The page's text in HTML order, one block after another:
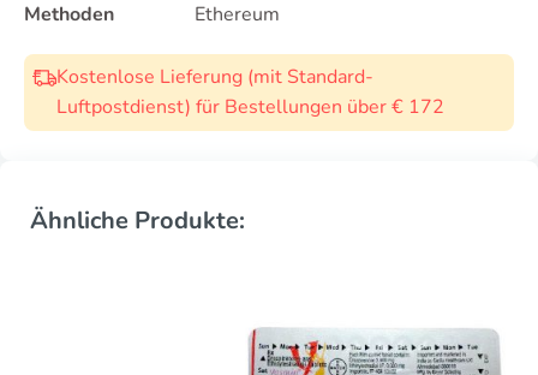
Methoden
Ethereum
Kostenlose Lieferung (mit Standard-
Luftpostdienst) für Bestellungen über € 172
Ähnliche Produkte: